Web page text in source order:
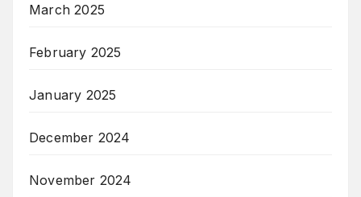
March 2025
February 2025
January 2025
December 2024
November 2024